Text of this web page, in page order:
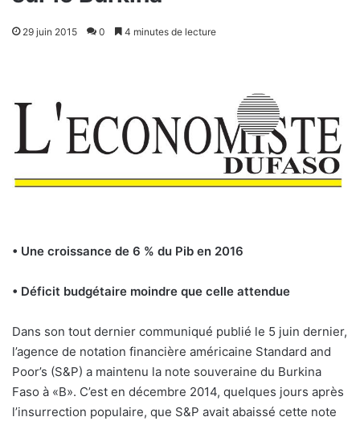
29 juin 2015 0 4 minutes de lecture
• Une croissance de 6 % du Pib en 2016
• Déficit budgétaire moindre que celle attendue
Dans son tout dernier communiqué publié le 5 juin dernier,
l’agence de notation financière américaine Standard and
Poor’s (S&P) a maintenu la note souveraine du Burkina
Faso à «B». C’est en décembre 2014, quelques jours après
l’insurrection populaire, que S&P avait abaissé cette note